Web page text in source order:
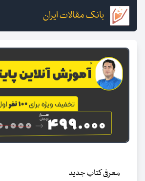
بانک مقالات ایران
معرفی کتاب جدید